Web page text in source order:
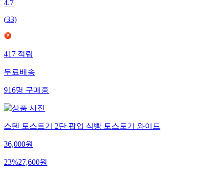
4.7
(33)
417적립
무료배송
916명구매중
스텐 토스트기 2단 팝업 식빵 토스토기 와이드
36,000원
23%27,600원